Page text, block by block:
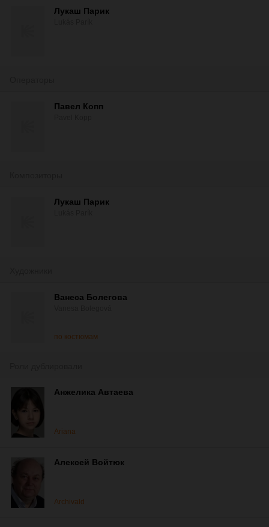
Лукаш Парик
Павел Копп
Лукаш Парик
Ванеса Болегова
по костюмам
Анжелика Автаева
Ariana
Алексей Войтюк
Archivald